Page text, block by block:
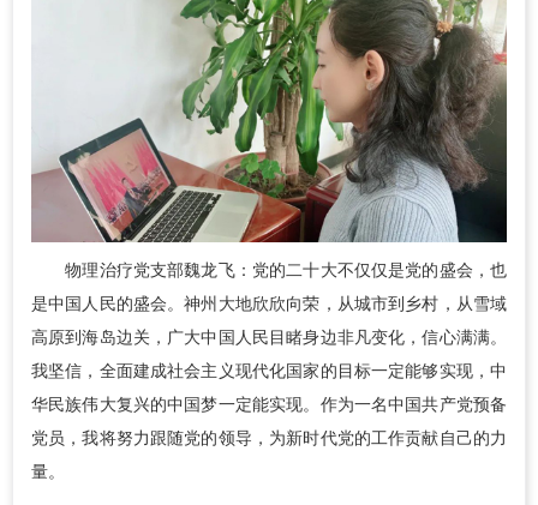
物理治疗党支部魏龙飞：党的二十大不仅仅是党的盛会，也
是中国人民的盛会。神州大地欣欣向荣，从城市到乡村，从雪域
高原到海岛边关，广大中国人民目睹身边非凡变化，信心满满。
我坚信，全面建成社会主义现代化国家的目标一定能够实现，中
华民族伟大复兴的中国梦一定能实现。作为一名中国共产党预备
党员，我将努力跟随党的领导，为新时代党的工作贡献自己的力
量。